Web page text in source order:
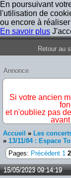
En poursuivant
l'utilisation de
ou encore à
En savoir plus
Retour au
Annonce
Si votre ancien
et n'oubliez pas
Accueil » Les
» 13/11/84 : Espace
Pages: Précédent 1 2
15/05/2023 09:14:19